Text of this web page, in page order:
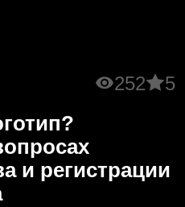
252 5
и регистрации